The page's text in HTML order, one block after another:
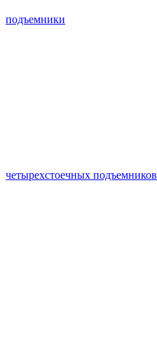
подъемники
четырехстоечных подъемников